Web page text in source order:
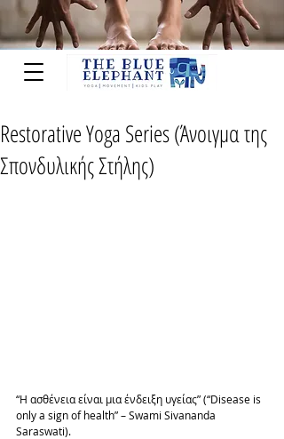
Restorative Yoga Series (Άνοιγμα της
Σπονδυλικής Στήλης)
“Η ασθένεια είναι μια ένδειξη υγείας” (“Disease is
only a sign of health” – Swami Sivananda
Saraswati).